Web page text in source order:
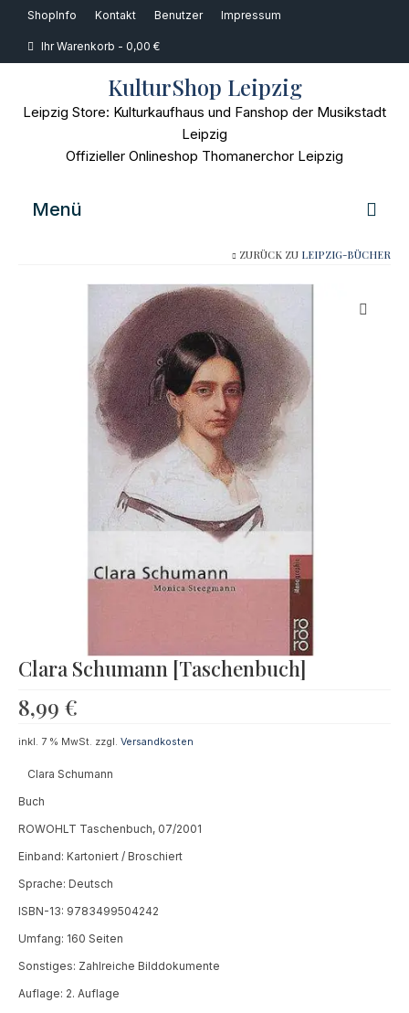
ShopInfo Kontakt Benutzer Impressum
Ihr Warenkorb - 0,00 €
KulturShop Leipzig
Leipzig Store: Kulturkaufhaus und Fanshop der Musikstadt
Leipzig
Offizieller Onlineshop Thomanerchor Leipzig
Menü
Souvenir
ZURÜCK ZU LEIPZIG-BÜCHER
Clara Schumann [Taschenbuch]
8,99 €
inkl. 7 % MwSt. zzgl. Versandkosten
Clara Schumann
Buch
ROWOHLT Taschenbuch, 07/2001
Einband: Kartoniert / Broschiert
Sprache: Deutsch
ISBN-13: 9783499504242
Umfang: 160 Seiten
Sonstiges: Zahlreiche Bilddokumente
Auflage: 2. Auflage